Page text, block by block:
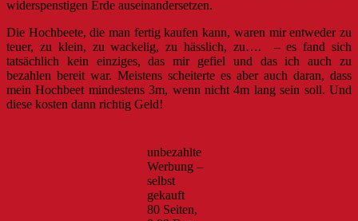
widerspenstigen Erde auseinandersetzen.
Die Hochbeete, die man fertig kaufen kann, waren mir entweder zu
teuer, zu klein, zu wackelig, zu hässlich, zu…. – es fand sich
tatsächlich kein einziges, das mir gefiel und das ich auch zu
bezahlen bereit war. Meistens scheiterte es aber auch daran, dass
mein Hochbeet mindestens 3m, wenn nicht 4m lang sein soll. Und
diese kosten dann richtig Geld!
unbezahlte
Werbung –
selbst
gekauft
80 Seiten,